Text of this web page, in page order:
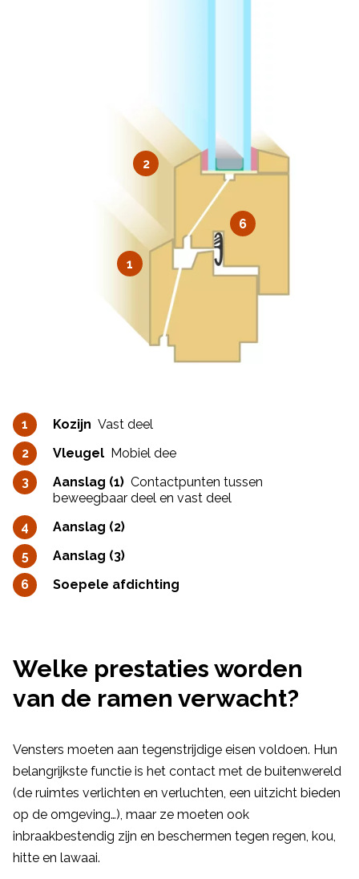
1
2
6
Kozijn Vast deel
Vleugel Mobiel dee
Aanslag (1) Contactpunten tussen
beweegbaar deel en vast deel
Aanslag (2)
Aanslag (3)
Soepele afdichting
Welke prestaties worden
van de ramen verwacht?
Vensters moeten aan tegenstrijdige eisen voldoen. Hun
belangrijkste functie is het contact met de buitenwereld
(de ruimtes verlichten en verluchten, een uitzicht bieden
op de omgeving…), maar ze moeten ook
inbraakbestendig zijn en beschermen tegen regen, kou,
hitte en lawaai.